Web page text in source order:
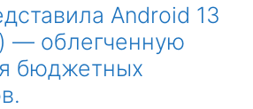
Android 13
— облегченную
бюджетных